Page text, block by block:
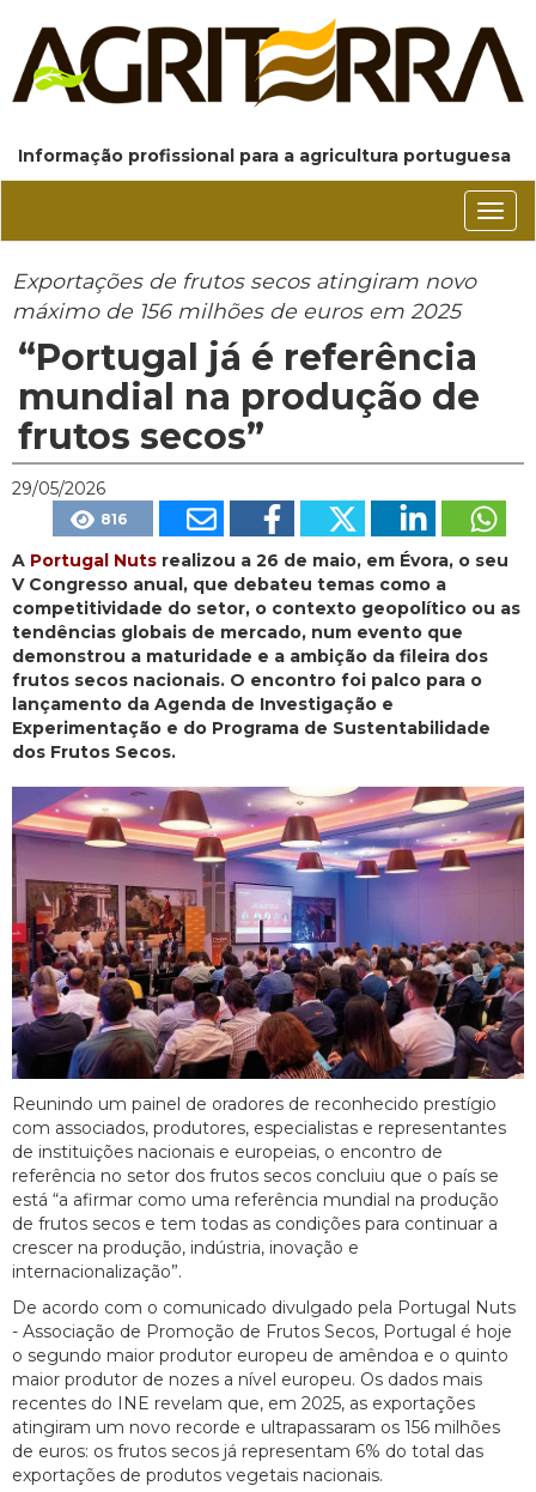
Informação profissional para a agricultura portuguesa
Exportações de frutos secos atingiram novo
máximo de 156 milhões de euros em 2025
“Portugal já é referência
mundial na produção de
frutos secos”
29/05/2026
816
A Portugal Nuts realizou a 26 de maio, em Évora, o seu
V Congresso anual, que debateu temas como a
competitividade do setor, o contexto geopolítico ou as
tendências globais de mercado, num evento que
demonstrou a maturidade e a ambição da fileira dos
frutos secos nacionais. O encontro foi palco para o
lançamento da Agenda de Investigação e
Experimentação e do Programa de Sustentabilidade
dos Frutos Secos.
Reunindo um painel de oradores de reconhecido prestígio
com associados, produtores, especialistas e representantes
de instituições nacionais e europeias, o encontro de
referência no setor dos frutos secos concluiu que o país se
está “a afirmar como uma referência mundial na produção
de frutos secos e tem todas as condições para continuar a
crescer na produção, indústria, inovação e
internacionalização”.
De acordo com o comunicado divulgado pela Portugal Nuts
- Associação de Promoção de Frutos Secos, Portugal é hoje
o segundo maior produtor europeu de amêndoa e o quinto
maior produtor de nozes a nível europeu. Os dados mais
recentes do INE revelam que, em 2025, as exportações
atingiram um novo recorde e ultrapassaram os 156 milhões
de euros: os frutos secos já representam 6% do total das
exportações de produtos vegetais nacionais.